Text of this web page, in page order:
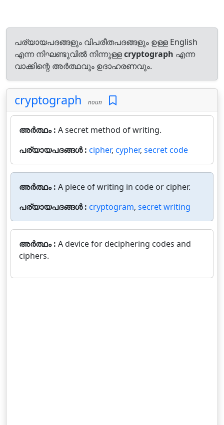
പര്യായപദങ്ങളും വിപരീതപദങ്ങളും ഉള്ള English
എന്ന നിഘണ്ടുവിൽ നിന്നുള്ളcryptograph എന്ന
വാക്കിന്റെ അർത്ഥവും ഉദാഹരണവും.
cryptograph noun
അർത്ഥം : A secret method of writing.
പര്യായപദങ്ങൾ : cipher, cypher, secret code
അർത്ഥം : A piece of writing in code or cipher.
പര്യായപദങ്ങൾ : cryptogram, secret writing
അർത്ഥം : A device for deciphering codes and
ciphers.